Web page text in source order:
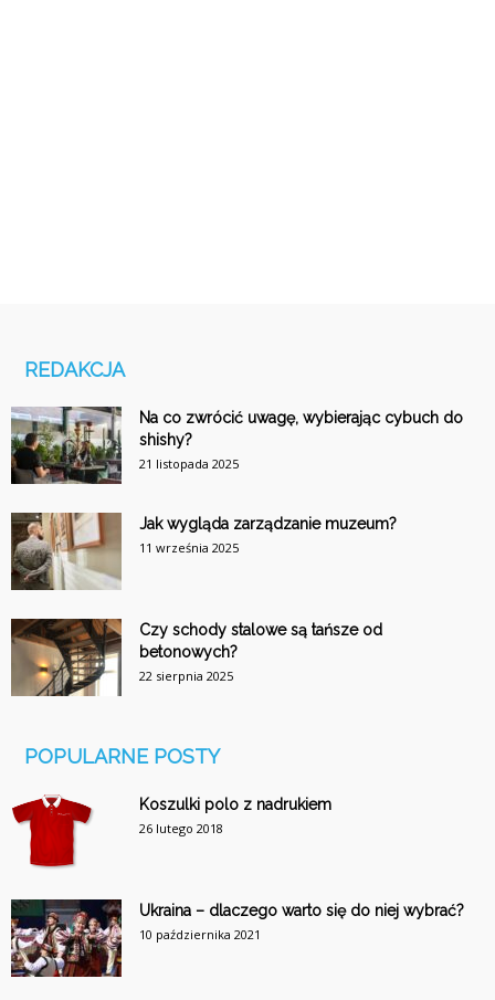
REDAKCJA
Na co zwrócić uwagę, wybierając cybuch do
shishy?
21 listopada 2025
Jak wygląda zarządzanie muzeum?
11 września 2025
Czy schody stalowe są tańsze od
betonowych?
22 sierpnia 2025
POPULARNE POSTY
Koszulki polo z nadrukiem
26 lutego 2018
Ukraina – dlaczego warto się do niej wybrać?
10 października 2021